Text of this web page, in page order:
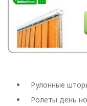
Рулонные
Ролеты день